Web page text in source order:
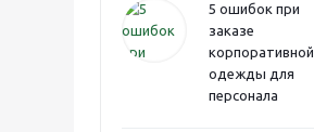
5 ошибок при
заказе
корпоративной
одежды для
персонала